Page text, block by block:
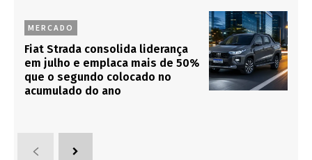
MERCADO
Fiat Strada consolida liderança
em julho e emplaca mais de 50%
que o segundo colocado no
acumulado do ano